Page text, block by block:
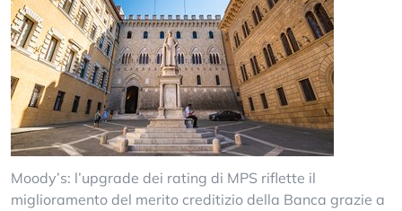
Moody’s: l’upgrade dei rating di MPS riflette il
miglioramento del merito creditizio della Banca grazie a